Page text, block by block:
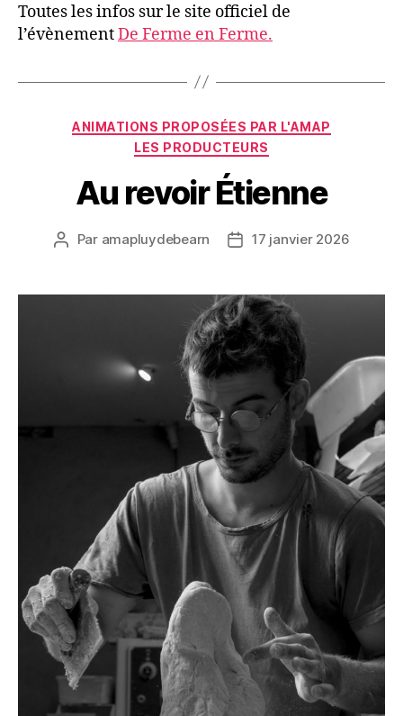
Toutes les infos sur le site officiel de
l’évènementDe Ferme en Ferme.
Catégories
ANIMATIONS PROPOSÉES PAR L'AMAP
LES PRODUCTEURS
Au revoir Étienne
Auteur
Par amapluydebearn
Date17 janvier 2026